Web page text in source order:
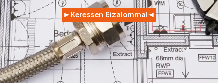
►Keressen Bizalommal◄